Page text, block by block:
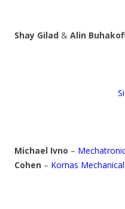
Shay Gilad & Alin
Michael Ivno –
Cohen – Kornas Mechanical